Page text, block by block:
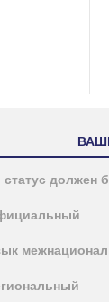
статус должен